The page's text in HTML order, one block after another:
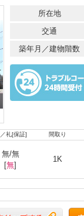
所在地
交通
築年月／建物階数
礼[保証] 間取り
無/無
[無]
1K